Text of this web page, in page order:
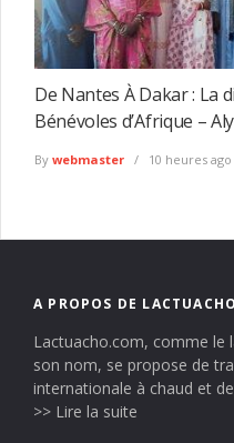
De Nantes À Dakar : La
Bénévoles d’Afrique –
By webmaster 10 heures ago
A PROPOS DE
Lactuacho.com, comme le
son nom, se propose de
internationale à chaud et
>> Lire la suite